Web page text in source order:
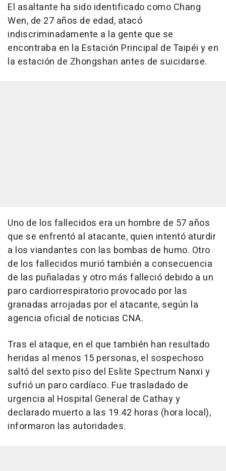
El asaltante ha sido identificado como Chang
Wen, de 27 años de edad, atacó
indiscriminadamente a la gente que se
encontraba en la Estación Principal de Taipéi y en
la estación de Zhongshan antes de suicidarse.
Uno de los fallecidos era un hombre de 57 años
que se enfrentó al atacante, quien intentó aturdir
a los viandantes con las bombas de humo. Otro
de los fallecidos murió también a consecuencia
de las puñaladas y otro más falleció debido a un
paro cardiorrespiratorio provocado por las
granadas arrojadas por el atacante, según la
agencia oficial de noticias CNA.
Tras el ataque, en el que también han resultado
heridas al menos 15 personas, el sospechoso
saltó del sexto piso del Eslite Spectrum Nanxi y
sufrió un paro cardíaco. Fue trasladado de
urgencia al Hospital General de Cathay y
declarado muerto a las 19.42 horas (hora local),
informaron las autoridades.